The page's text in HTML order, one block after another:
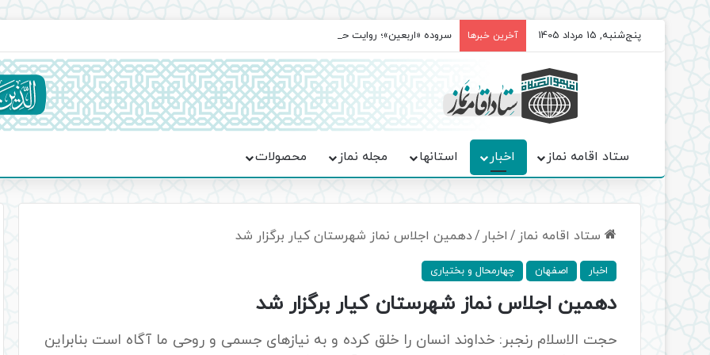
پنج‌شنبه, 15 مرداد 1405 آخرین خبرها سروده‌ «اربعین»؛ روایت حماسه، استقامت و تمدن‌سازی امت اسلامی
ستاد اقامه نماز اخبار استانها مجله نماز محصولات
ستاد اقامه نماز / اخبار /دهمین اجلاس نماز شهرستان کیار برگزار شد
اخبار اصفهان چهارمحال و بختیاری
دهمین اجلاس نماز شهرستان کیار برگزار شد
حجت الاسلام رنجبر: خداوند انسان را خلق کرده و به نیازهای جسمی و روحی ما آگاه است بنابراین